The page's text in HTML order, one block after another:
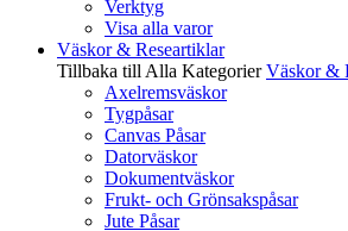
Verktyg
Visa alla varor
Väskor & Researtiklar
Tillbaka till Alla Kategorier Väskor &
Axelremsväskor
Tygpåsar
Canvas Påsar
Datorväskor
Dokumentväskor
Frukt- och Grönsakspåsar
Jute Påsar